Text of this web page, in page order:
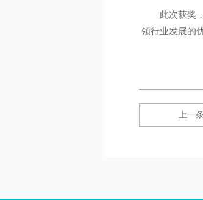
此次获奖
领行业发展的
上一条